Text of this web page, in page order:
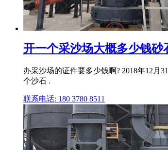
开一个采沙场大概多少钱砂
办采沙场的证件要多少钱啊? 2018年12
个沙石 .
联系电话: 180 3780 8511